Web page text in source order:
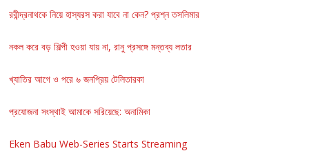
রবীন্দ্রনাথকে নিয়ে হাস্যরস করা যাবে না কেন? প্রশ্ন তসলিমার
নকল করে বড় শিল্পী হওয়া যায় না, রানু প্রসঙ্গে মন্তব্য লতার
খ্যাতির আগে ও পরে ৬ জনপ্রিয় টেলিতারকা
প্রযোজনা সংস্থাই আমাকে সরিয়েছে: অনামিকা
Eken Babu Web-Series Starts Streaming